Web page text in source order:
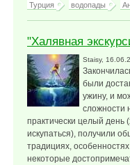
Турция
водопады
"Халявная
Staisy,
были
ужину, и
сложности
практически целый день
искупаться), получили
традициях,
некоторые